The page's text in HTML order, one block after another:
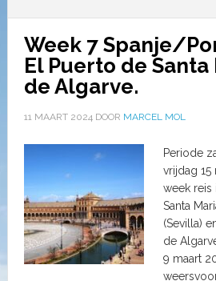
Week 7 Spanje/
El Puerto de Santa
de Algarve.
11 MAART 2024DOOR MARCEL MOL
Periode
vrijdag 15
week reis
Santa
(Sevilla)
de
9 maart